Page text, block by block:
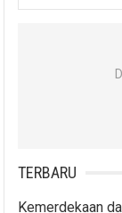
for:
TERBARU
Kemerdekaan